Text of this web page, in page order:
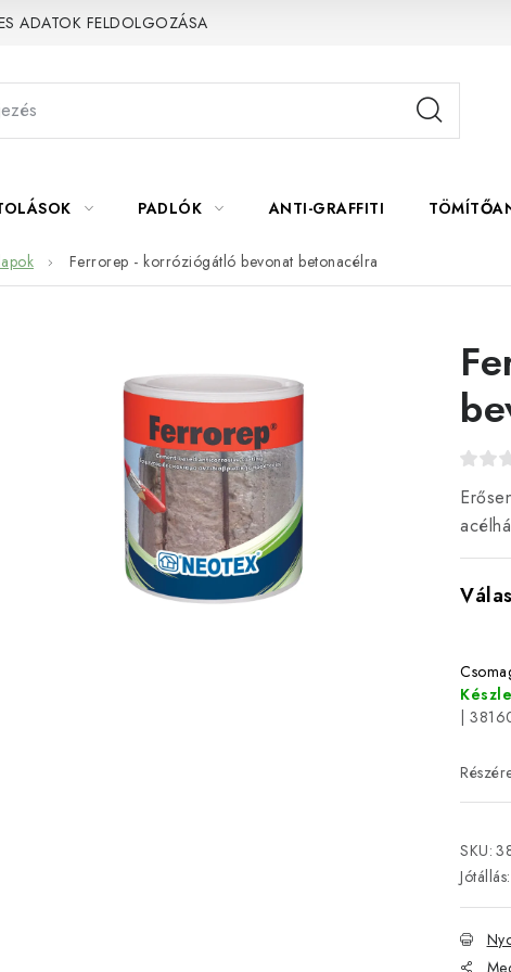
ADATOK FELDOLGOZÁSA
PADLÓK ANTI-GRAFFITI
Ferrorep - korróziógátló bevonat betonacélra
|
SKU:
Jótállás: